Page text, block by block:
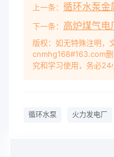
采用单元制。初步
水泵的设计选型进行
案:1)每台汽轮机配
每台汽轮机配两台
每台汽轮机配两台变
台循环水总流量35%
上一条： 循环水泵金
下一条： 高炉煤气电
版权：如无特殊注明，
cnmhg168#163.com
究和学习使用，务必24
循环水泵 火力发电厂